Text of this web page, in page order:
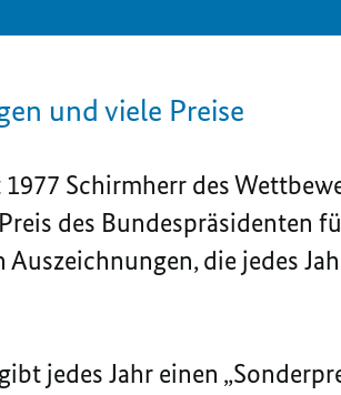
und viele Preise
Schirmherr des
des Bundespräsidenten
die jedes
jedes Jahr einen